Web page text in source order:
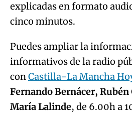
explicadas en formato
cinco minutos.
Puedes ampliar la
informativos de la radio
conCastilla-La Mancha
Fernando Bernácer, Rubén
María Lalinde, de 6.00h a